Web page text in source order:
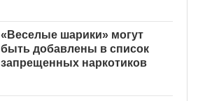
«Веселые шарики» могут
быть добавлены в список